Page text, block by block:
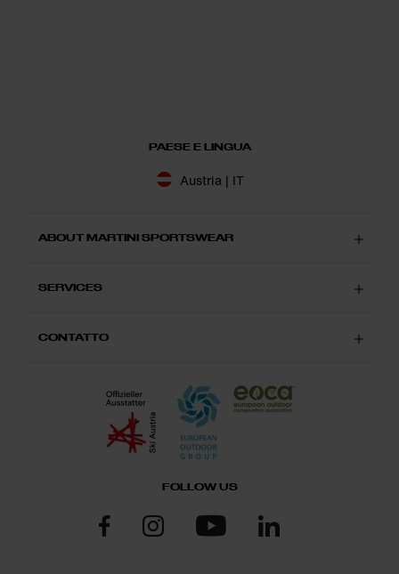
PAESE E LINGUA
Austria | IT
ABOUT MARTINI SPORTSWEAR
SERVICES
CONTATTO
FOLLOW US